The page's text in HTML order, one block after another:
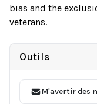
bias and the
veterans.
Outils
M'avertir des